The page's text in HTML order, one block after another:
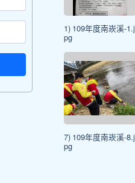
1) 109年度南崁溪-1.j
pg
7) 109年度南崁溪-8.j
pg